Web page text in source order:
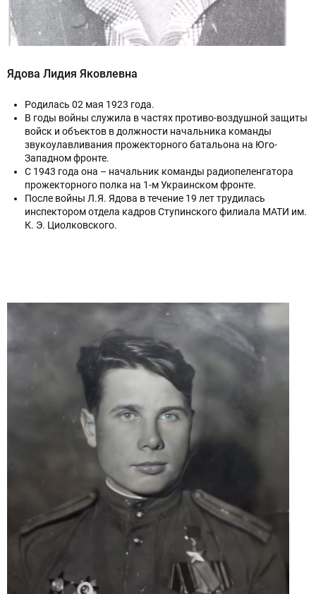
Ядова Лидия Яковлевна
Родилась 02 мая 1923 года.
В годы войны служила в частях противо-воздушной защиты
войск и объектов в должности начальника команды
звукоулавливания прожекторного батальона на Юго-
Западном фронте.
С 1943 года она – начальник команды радиопеленгатора
прожекторного полка на 1-м Украинском фронте.
После войны Л.Я. Ядова в течение 19 лет трудилась
инспектором отдела кадров Ступинского филиала МАТИ им.
К. Э. Циолковского.